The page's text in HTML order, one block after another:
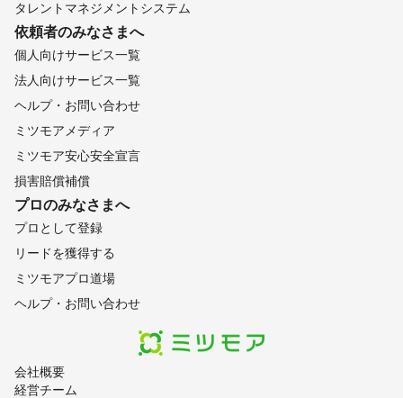
会社概要
経営チーム
タレントマネジメントシステム
依頼者のみなさまへ
個人向けサービス一覧
法人向けサービス一覧
ヘルプ・お問い合わせ
ミツモアメディア
ミツモア安心安全宣言
損害賠償補償
プロのみなさまへ
プロとして登録
リードを獲得する
ミツモアプロ道場
ヘルプ・お問い合わせ